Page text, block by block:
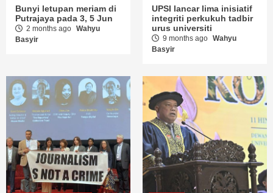
Bunyi letupan meriam di
Putrajaya pada 3, 5 Jun
2 months ago Wahyu
Basyir
UPSI lancar lima inisiatif
integriti perkukuh tadbir
urus universiti
9 months ago Wahyu
Basyir